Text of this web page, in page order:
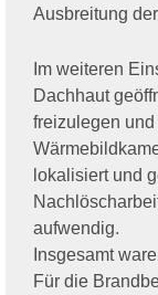
Ausbreitung
Im weiteren
Dachhaut
freizulegen
lokalisiert und
aufwendig.
Insgesamt
Für die